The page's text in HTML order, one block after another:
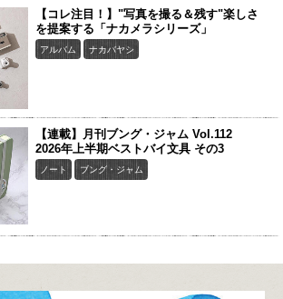
【コレ注目！】"写真を撮る＆残す"楽しさ
を提案する「ナカメラシリーズ」
アルバム ナカバヤシ
【連載】月刊ブング・ジャム Vol.112
2026年上半期ベストバイ文具 その3
ノート ブング・ジャム